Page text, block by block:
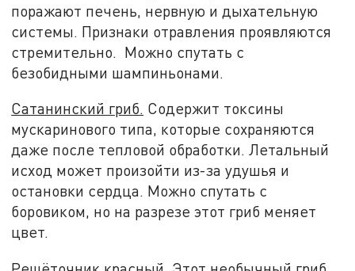
поражают печень, нервную и дыхательную
системы. Признаки отравления проявляются
стремительно. Можно спутать с
безобидными шампиньонами.
Сатанинский гриб. Содержит токсины
мускаринового типа, которые сохраняются
даже после тепловой обработки. Летальный
исход может произойти из-за удушья и
остановки сердца. Можно спутать с
боровиком, но на разрезе этот гриб меняет
цвет.